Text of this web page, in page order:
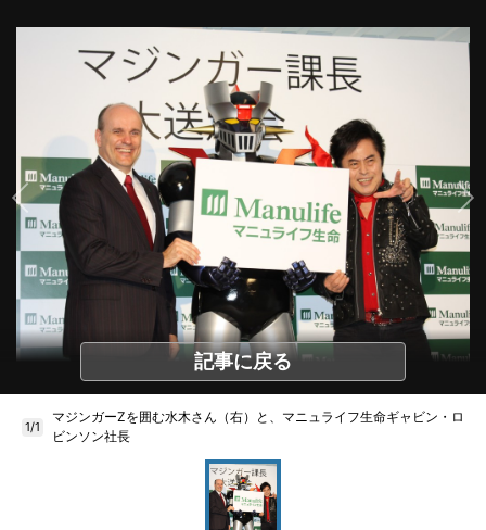
記事に戻る
1/1
マジンガーZを囲む水木さん（右）と、マニュライフ生命ギャビン・ロ
ビンソン社長